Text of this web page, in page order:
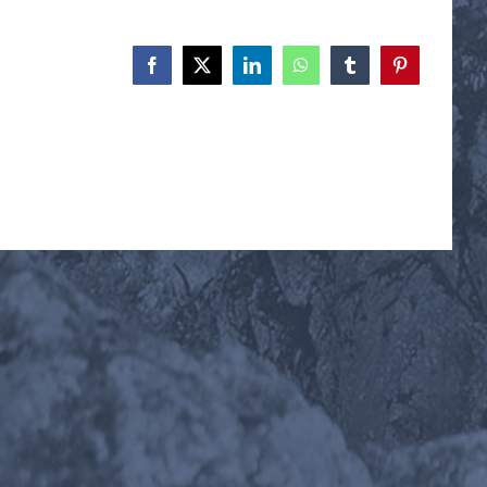
Facebook
X LinkedInWhatsAppTumblrPinterest